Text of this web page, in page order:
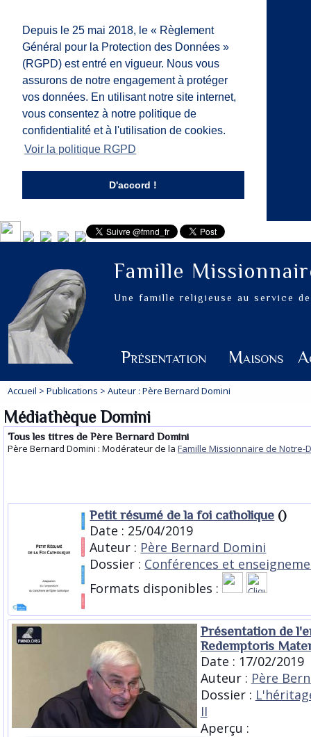
Depuis le 25 mai 2018, le « Règlement
Général pour la Protection des Données »
(RGPD) est entré en vigueur. Nous vous
assurons de notre engagement à protéger
vos données. En utilisant notre site internet,
vous consentez à notre politique de
confidentialité et à l'utilisation de cookies.
Voir la politique RGPD
D'accord !
Famille
Une famille religieuse au service
Présentation Maisons
Accueil > Publications > Auteur : Père Bernard Domini
Médiathèque Domini
Tous les titres de Père Bernard Domini
Père Bernard Domini : Modérateur de la Famille Missionnaire de Notre-
Petit résumé de la foi catholique ()
Date : 25/04/2019
Auteur : Père Bernard Domini
Dossier : Conférences et
Formats disponibles :
Présentation de
Redemptoris
Date : 17/02/2019
Auteur : Père
Dossier :
II
Aperçu :